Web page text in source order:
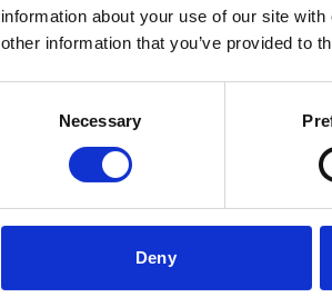
information about your use of our site
other information that you’ve provided to
Necessary
Deny
05/20230
06/2023 0
07/20230
0
*Η